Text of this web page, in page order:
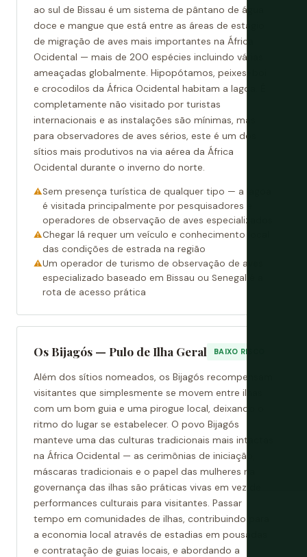
ao sul de Bissau é um sistema de pântano de água
doce e mangue que está entre as áreas de estágio
de migração de aves mais importantes na África
Ocidental — mais de 200 espécies incluindo várias
ameaçadas globalmente. Hipopótamos, peixes-boi
e crocodilos da África Ocidental habitam a lagoa. É
completamente não visitado por turistas
internacionais e as instalações são mínimas, mas
para observadores de aves sérios, este é um dos
sítios mais produtivos na via aérea da África
Ocidental durante o inverno do norte.
Sem presença turística de qualquer tipo — a lagoa
é visitada principalmente por pesquisadores e
operadores de observação de aves especializados
Chegar lá requer um veículo e conhecimento local
das condições de estrada na região
Um operador de turismo de observação de aves
especializado baseado em Bissau ou Senegal é a
rota de acesso prática
Os Bijagós — Pulo de Ilha Geral BAIXO RISCO
Além dos sítios nomeados, os Bijagós recompensam
visitantes que simplesmente se movem entre ilhas
com um bom guia e uma pirogue local, deixando o
ritmo do lugar se estabelecer. O povo Bijagós
manteve uma das culturas tradicionais mais intactas
na África Ocidental — as cerimônias de iniciação,
máscaras tradicionais e o papel das mulheres na
governança das ilhas são práticas vivas em vez de
performances culturais para visitantes. Passar
tempo em comunidades de ilhas, contribuindo para
a economia local através de estadias em pousadas
e contratação de guias locais, e abordando a